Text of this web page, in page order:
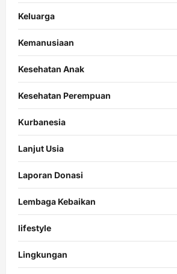
Keluarga
Kemanusiaan
Kesehatan Anak
Kesehatan Perempuan
Kurbanesia
Lanjut Usia
Laporan Donasi
Lembaga Kebaikan
lifestyle
Lingkungan